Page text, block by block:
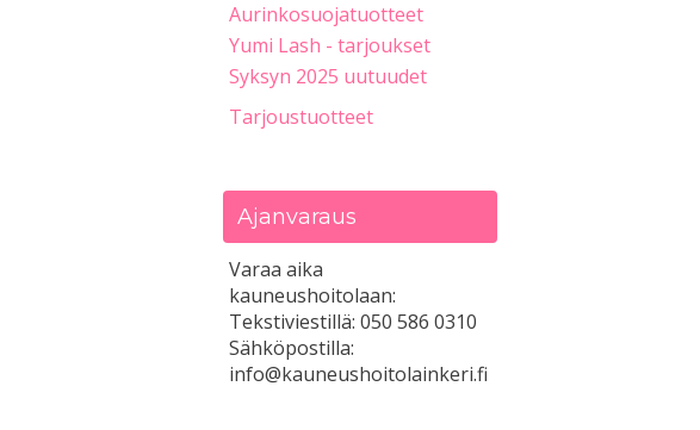
Aurinkosuojatuotteet
Yumi Lash - tarjoukset
Syksyn 2025 uutuudet
Tarjoustuotteet
Ajanvaraus
Varaa aika
kauneushoitolaan:
Tekstiviestillä: 050 586 0310
Sähköpostilla:
info@kauneushoitolainkeri.fi